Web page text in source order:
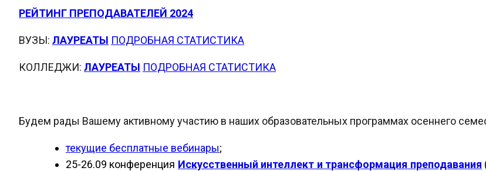
РЕЙТИНГ ПРЕПОДАВАТЕЛЕЙ 2024
ВУЗЫ: ЛАУРЕАТЫ ПОДРОБНАЯ СТАТИСТИКА
КОЛЛЕДЖИ: ЛАУРЕАТЫ ПОДРОБНАЯ СТАТИСТИКА
Будем рады Вашему активному участию в наших образовательных программах осеннего
текущие бесплатные вебинары;
25-26.09 конференция Искусственный интеллект и трансформация преподавания